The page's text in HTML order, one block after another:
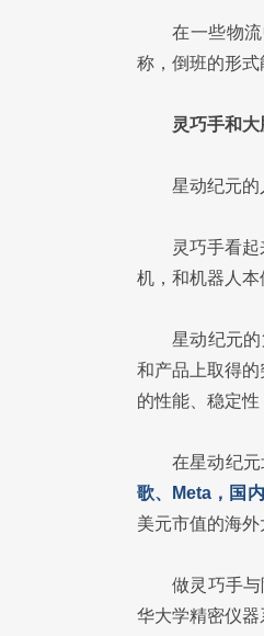
在一些物
称，倒班的形
灵巧手和大
星动纪元
灵巧手看
机，和机器人本
星动纪元
和产品上取得
的性能、稳定性
在星动纪
歌、Meta，国
美元市值的海外
做灵巧手
华大学精密仪